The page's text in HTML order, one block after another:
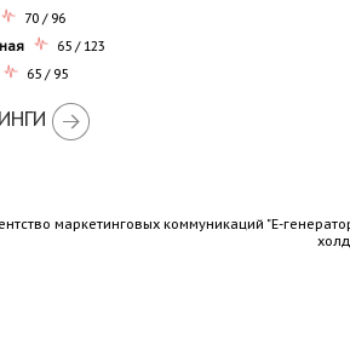
70 / 96
65 / 123
65 / 95
маркетинговых коммуникаций "Е-